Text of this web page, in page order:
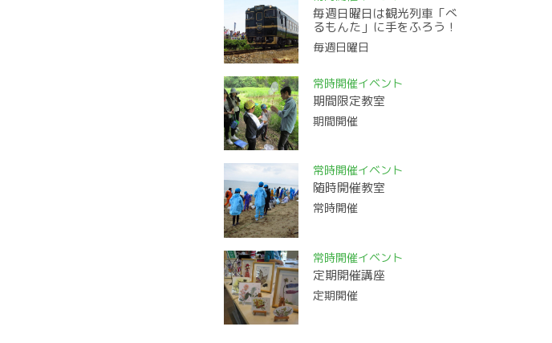
毎週日曜日は観光列車「べ
るもんた」に手をふろう！
毎週日曜日
常時開催イベント
期間限定教室
期間開催
常時開催イベント
随時開催教室
常時開催
常時開催イベント
定期開催講座
定期開催